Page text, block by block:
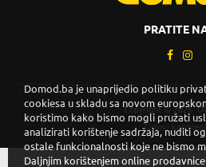
PRATITE
Copyright © 2026.
Uslovi
Domod.ba je unaprijedio politiku
cookiesa u skladu sa novom
koristimo kako bismo mogli pružati
analizirati korištenje sadržaja, nuditi
ostale funkcionalnosti koje ne bismo
Daljnjim korištenjem online